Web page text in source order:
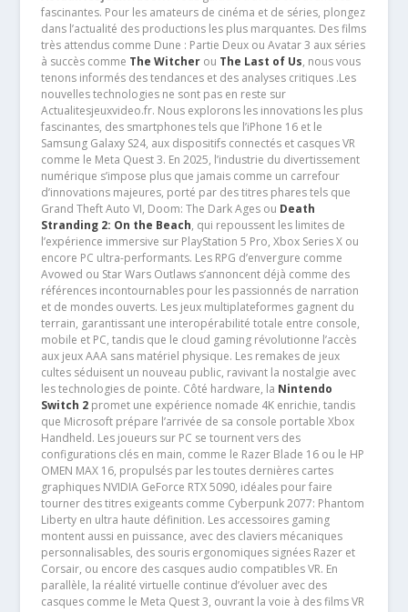
fascinantes. Pour les amateurs de cinéma et de séries, plongez
dans l’actualité des productions les plus marquantes. Des films
très attendus comme Dune : Partie Deux ou Avatar 3 aux séries
à succès comme The Witcherou The Last of Us, nous vous
tenons informés des tendances et des analyses critiques .Les
nouvelles technologies ne sont pas en reste sur
Actualitesjeuxvideo.fr. Nous explorons les innovations les plus
fascinantes, des smartphones tels que l’iPhone 16 et le
Samsung Galaxy S24, aux dispositifs connectés et casques VR
comme le Meta Quest 3. En 2025, l’industrie du divertissement
numérique s’impose plus que jamais comme un carrefour
d’innovations majeures, porté par des titres phares tels que
Grand Theft Auto VI, Doom: The Dark Ages ou Death
Stranding 2: On the Beach, qui repoussent les limites de
l’expérience immersive sur PlayStation 5 Pro, Xbox Series X ou
encore PC ultra-performants. Les RPG d’envergure comme
Avowed ou Star Wars Outlaws s’annoncent déjà comme des
références incontournables pour les passionnés de narration
et de mondes ouverts. Les jeux multiplateformes gagnent du
terrain, garantissant une interopérabilité totale entre console,
mobile et PC, tandis que le cloud gaming révolutionne l’accès
aux jeux AAA sans matériel physique. Les remakes de jeux
cultes séduisent un nouveau public, ravivant la nostalgie avec
les technologies de pointe. Côté hardware, la Nintendo
Switch 2promet une expérience nomade 4K enrichie, tandis
que Microsoft prépare l’arrivée de sa console portable Xbox
Handheld. Les joueurs sur PC se tournent vers des
configurations clés en main, comme le Razer Blade 16 ou le HP
OMEN MAX 16, propulsés par les toutes dernières cartes
graphiques NVIDIA GeForce RTX 5090, idéales pour faire
tourner des titres exigeants comme Cyberpunk 2077: Phantom
Liberty en ultra haute définition. Les accessoires gaming
montent aussi en puissance, avec des claviers mécaniques
personnalisables, des souris ergonomiques signées Razer et
Corsair, ou encore des casques audio compatibles VR. En
parallèle, la réalité virtuelle continue d’évoluer avec des
casques comme le Meta Quest 3, ouvrant la voie à des films VR